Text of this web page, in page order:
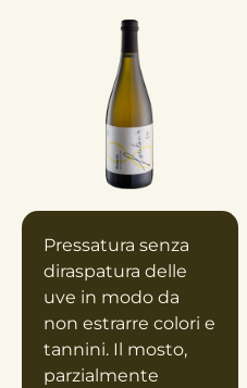
Pressatura senza
diraspatura delle
uve in modo da
non estrarre colori e
tannini. Il mosto,
parzialmente